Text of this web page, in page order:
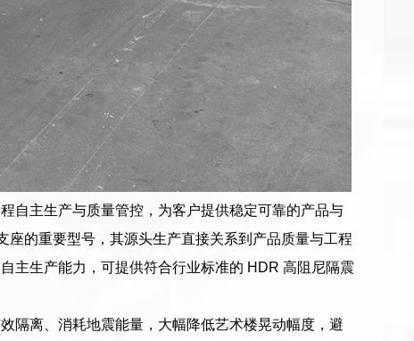
自主生产与质量管控，为客户提供稳定可靠的产品与
座的重要型号，其源头生产直接关系到产品质量与工程
主生产能力，可提供符合行业标准的 HDR 高阻尼隔震
隔离、消耗地震能量，大幅降低艺术楼晃动幅度，避